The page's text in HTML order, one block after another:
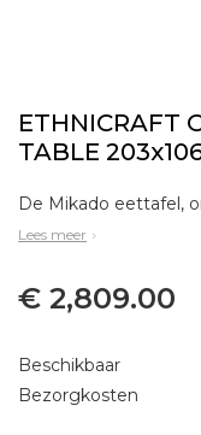
ETHNICRAFT
TABLE
Lees meer
€ 2,809.00
Beschikbaar
Bezorgkosten